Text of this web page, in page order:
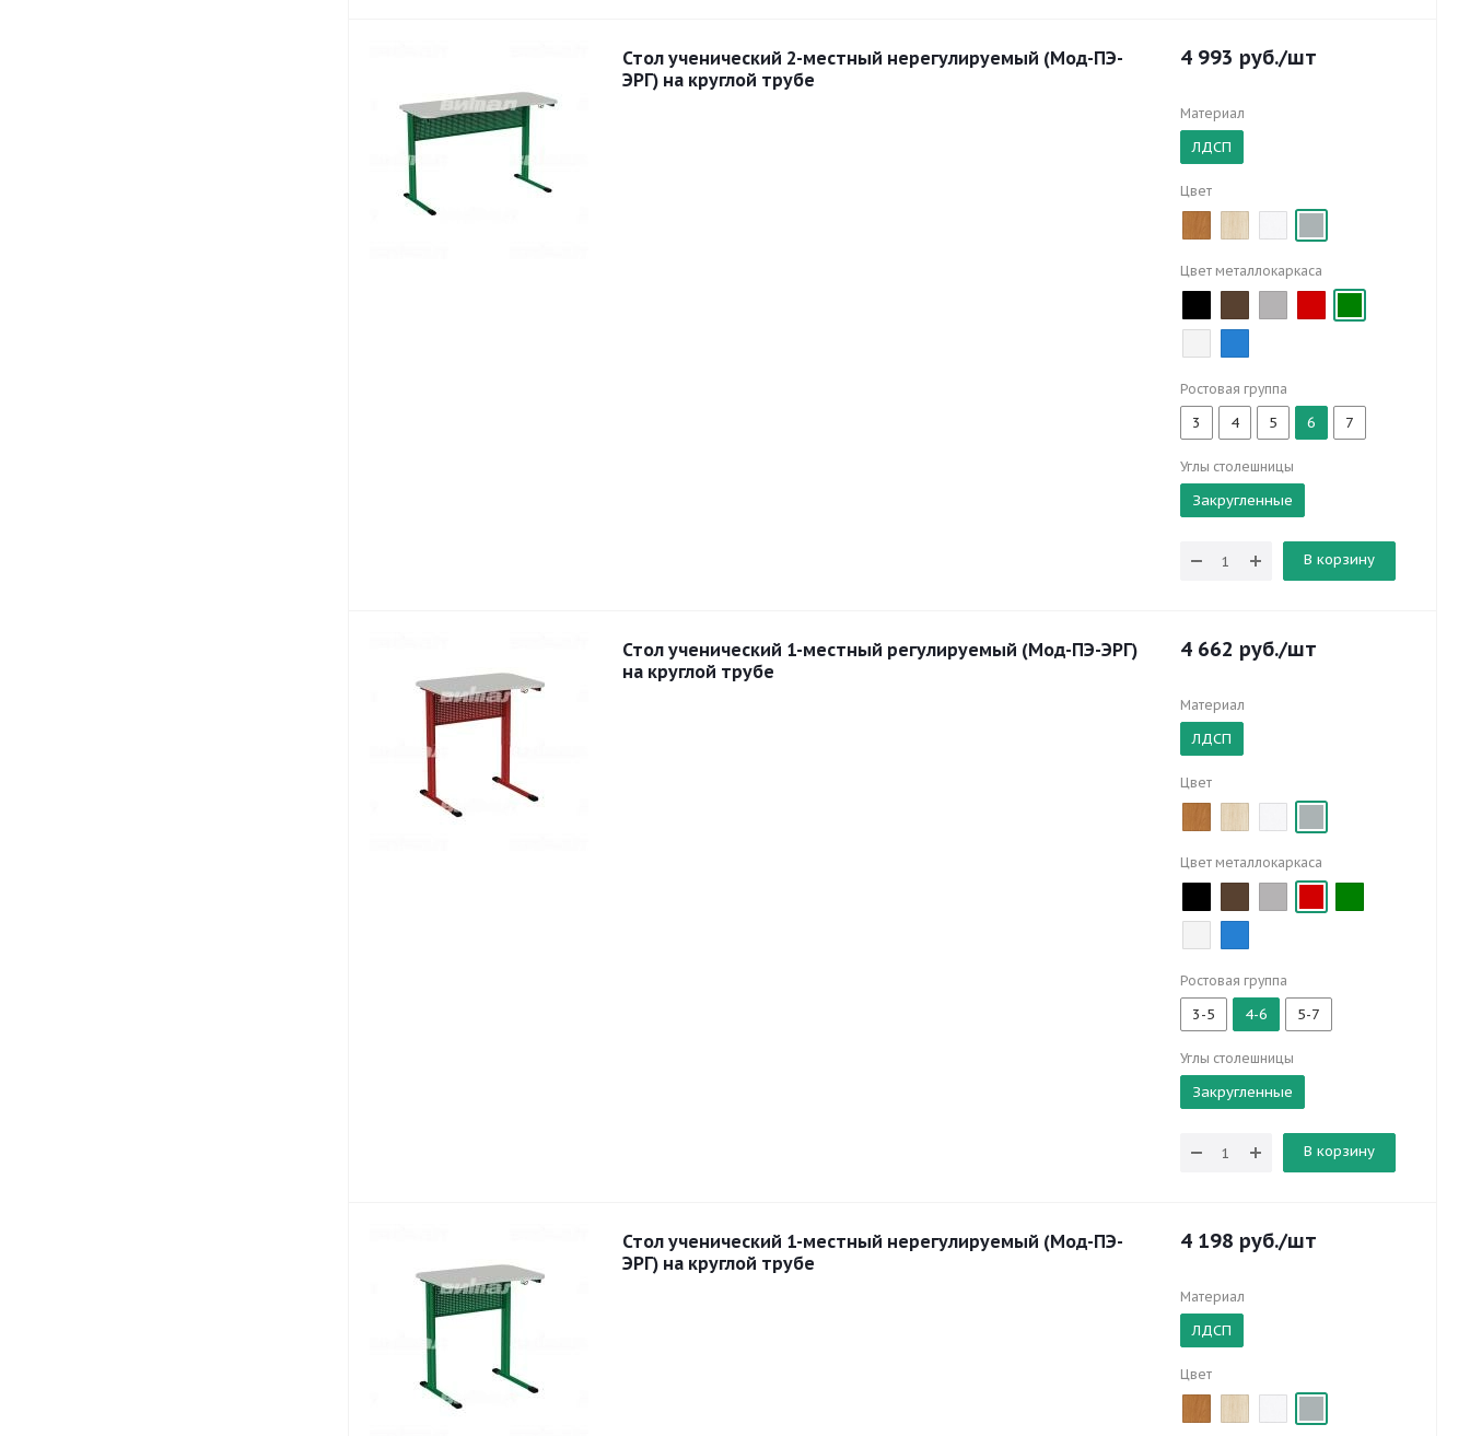
Стол ученический 2-местный нерегулируемый (Мод-ПЭ-
ЭРГ) на круглой трубе
4 993 руб./шт
Материал
ЛДСП
Цвет
Цвет металлокаркаса
Ростовая группа
3 4 5 6 7
Углы столешницы
Закругленные
В корзину
Стол ученический 1-местный регулируемый (Мод-ПЭ-ЭРГ)
на круглой трубе
4 662 руб./шт
Материал
ЛДСП
Цвет
Цвет металлокаркаса
Ростовая группа
3-5 4-6 5-7
Углы столешницы
Закругленные
В корзину
Стол ученический 1-местный нерегулируемый (Мод-ПЭ-
ЭРГ) на круглой трубе
4 198 руб./шт
Материал
ЛДСП
Цвет